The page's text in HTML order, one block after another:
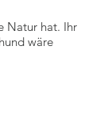
Natur hat. Ihr
wäre